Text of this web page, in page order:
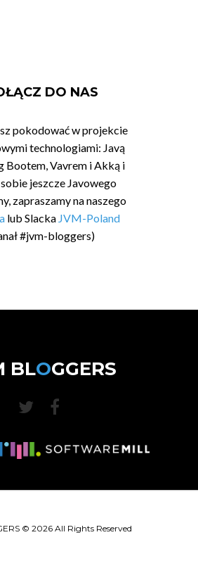
DO NAS
pokodować w projekcie
technologiami: Javą
Bootem, Vavrem i Akką i
jeszcze Javowego
zapraszamy na naszego
lub Slacka JVM-Poland
#jvm-bloggers)
BLOGGERS
© 2026All Rights Reserved